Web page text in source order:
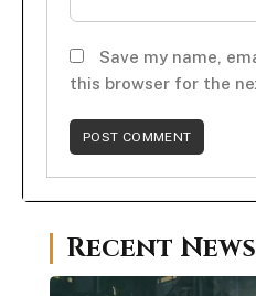
Save my name,
this browser for the
Recent News